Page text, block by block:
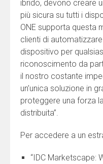
ibrido, devono creare
più sicura su tutti i
ONE supporta questa
clienti di
dispositivo per
riconoscimento da
il nostro costante
un’unica soluzione in
proteggere una forza
distribuita”.
Per accedere a un
“IDC Marketscape: